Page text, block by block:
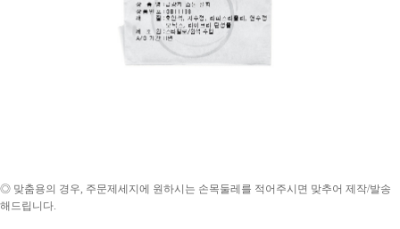
◎ 맞춤용의 경우, 주문제세지에 원하시는 손목둘레를 적어주시면 맞추어 제작/발송
해드립니다.